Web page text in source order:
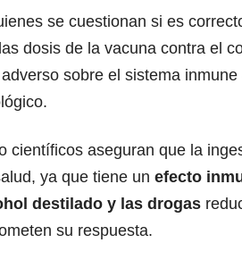
se cuestionan si es
dosis de la vacuna contra el
sobre el sistema
científicos aseguran que la
ya que tiene un efecto
destilado y las drogas
su respuesta.